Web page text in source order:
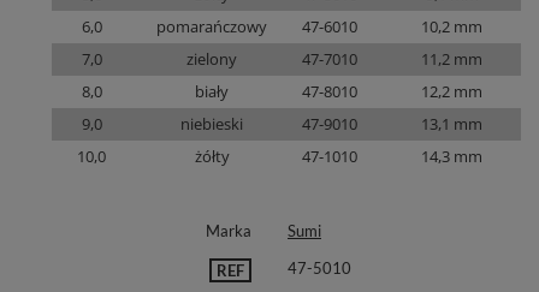
6,0
pomarańczowy 47-6010
10,2 mm
7,0
zielony 47-7010
11,2 mm
8,0
biały 47-8010
12,2 mm
9,0
niebieski 47-9010
13,1 mm
10,0
żółty 47-1010 14,3 mm
Marka Sumi
REF 47-5010